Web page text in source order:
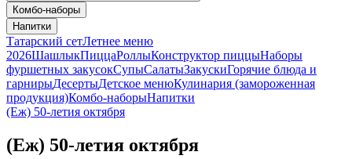
Комбо-наборы
Напитки
Татарский сетЛетнее меню
2026ШашлыкПиццаРоллыКонструктор пиццыНаборы
фуршетных закусокСупыСалатыЗакускиГорячие блюда и
гарнирыДесертыДетское менюКулинария (замороженная
продукция)Комбо-наборыНапитки
(Еж) 50-летия октября
(Еж) 50-летия октября